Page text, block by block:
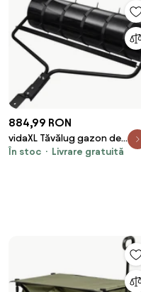
884,99 RON
vidaXL Tăvălug gazon de
grădină, cleme de aerisire,
În stoc Livrare gratuită